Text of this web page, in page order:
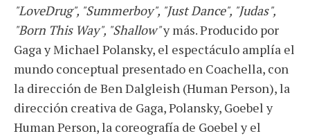
"LoveDrug", "Summerboy", "Just Dance", "Judas",
"Born This Way", "Shallow"y más. Producido por
Gaga y Michael Polansky, el espectáculo amplía el
mundo conceptual presentado en Coachella, con
la dirección de Ben Dalgleish (Human Person), la
dirección creativa de Gaga, Polansky, Goebel y
Human Person, la coreografía de Goebel y el